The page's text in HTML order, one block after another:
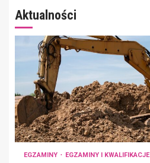
Aktualności
EGZAMINY EGZAMINY I KWALIFIKACJE